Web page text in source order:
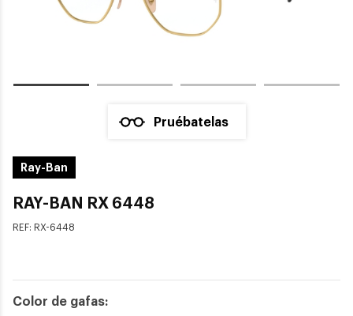
Pruébatelas
Ray-Ban
RAY-BAN RX 6448
REF: RX-6448
Color de gafas: